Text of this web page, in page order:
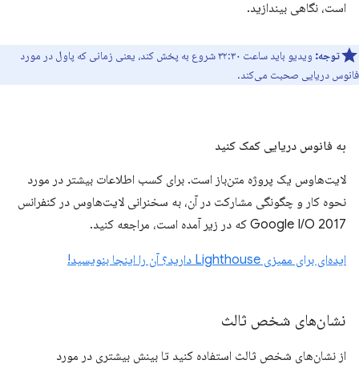
است، نگاهی بیندازید.
توجه:
ویدیو باید ساعت ۳۲:۳۰ شروع به پخش کند، یعنی زمانی که پاول در مورد
فانوس دریایی صحبت می‌کند.
به فانوس دریایی کمک کنید
لایت‌هاوس یک پروژه متن‌باز است. برای کسب اطلاعات بیشتر در مورد
نحوه کار و چگونگی مشارکت در آن، به سخنرانی لایت‌هاوس در کنفرانس
Google I/O 2017 که در زیر آمده است، مراجعه کنید.
ایده‌ای برای ممیزی Lighthouse دارید؟ آن را اینجا بنویسید!
نشان‌های شخص ثالث
از نشان‌های شخص ثالث استفاده کنید تا بینش بیشتری در مورد